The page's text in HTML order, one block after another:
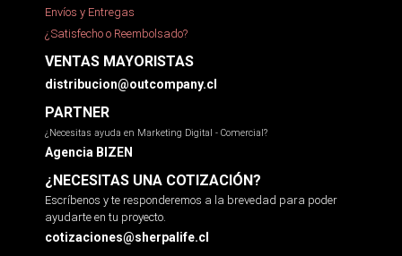
Envíos y Entregas
¿Satisfecho o Reembolsado?
VENTAS MAYORISTAS
distribucion@outcompany.cl
PARTNER
¿Necesitas ayuda en Marketing Digital - Comercial?
Agencia BIZEN
¿NECESITAS UNA COTIZACIÓN?
Escríbenos y te responderemos a la brevedad para poder
ayudarte en tu proyecto.
cotizaciones@sherpalife.cl